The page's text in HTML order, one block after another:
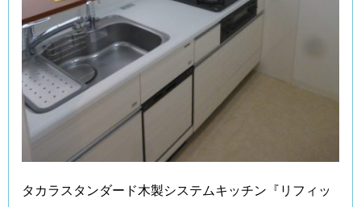
タカラスタンダード木製システムキッチン『リフィッ